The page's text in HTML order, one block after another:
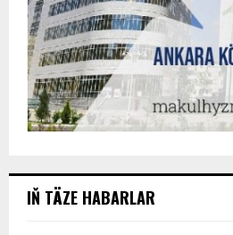
IŇ TÄZE HABARLAR